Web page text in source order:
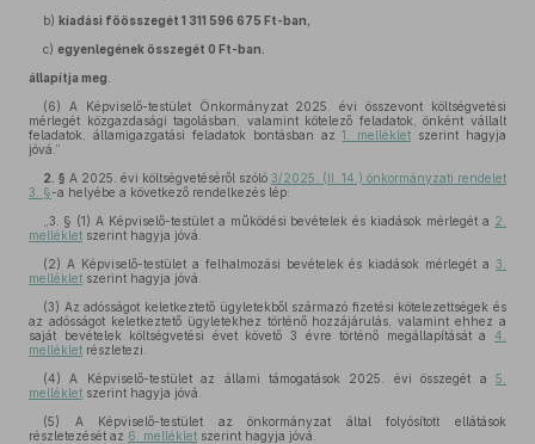
b) kiadási főösszegét 1 311 596 675 Ft-ban,
c) egyenlegének összegét 0 Ft-ban.
állapítja meg
(6) A Képviselő-testület Önkormányzat 2025. évi összevont költségvetési
mérlegét közgazdasági tagolásban, valamint kötelező feladatok, önként vállalt
feladatok, államigazgatási feladatok bontásban az1. melléklet szerint hagyja
jóvá.”
2. § A 2025. évi költségvetéséről szóló 3/2025. (II. 14.) önkormányzati rendelet
3. §-a helyébe a következő rendelkezés lép:
„3. § (1) A Képviselő-testület a működési bevételek és kiadások mérlegét a 2.
melléklet szerint hagyja jóvá.
(2) A Képviselő-testület a felhalmozási bevételek és kiadások mérlegét a 3.
melléklet szerint hagyja jóvá.
(3) Az adósságot keletkeztető ügyletekből származó fizetési kötelezettségek és
az adósságot keletkeztető ügyletekhez történő hozzájárulás, valamint ehhez a
saját bevételek költségvetési évet követő 3 évre történő megállapítását a 4.
melléklet részletezi.
(4) A Képviselő-testület az állami támogatások 2025. évi összegét a 5.
melléklet szerint hagyja jóvá.
(5) A Képviselő-testület az önkormányzat által folyósított ellátások
részletezését az 6. melléklet szerint hagyja jóvá.